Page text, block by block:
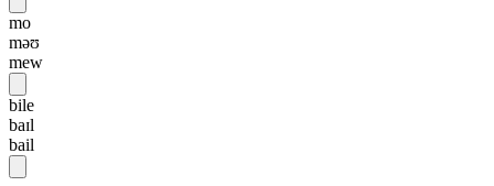
mo
məʊ
mew
bile
baɪl
bail